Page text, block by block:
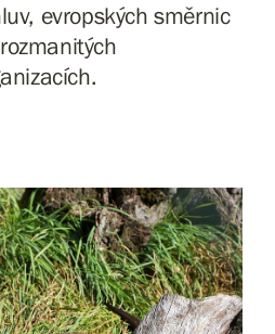
evropských směrnic